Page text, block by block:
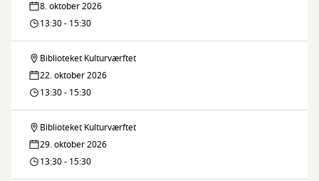
Kulturværftet
på
Kulturværftet
8. oktober 2026
13:30 - 15:30
Håndarbejdscafé
på
Kulturværftet
Biblioteket Kulturværftet
22. oktober 2026
13:30 - 15:30
Håndarbejdscafé
på
Biblioteket Kulturværftet
29. oktober 2026
13:30 - 15:30